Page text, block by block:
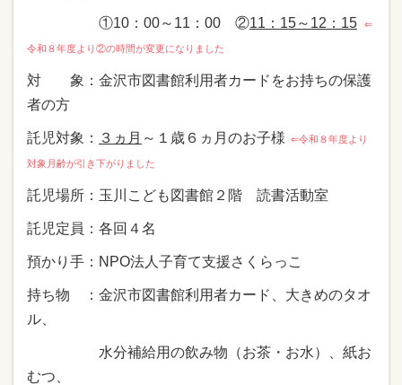
①10：00～11：00 ②11：15～12：15 ⇐
令和８年度より②の時間が変更になりました
対 象：金沢市図書館利用者カードをお持ちの保護
者の方
託児対象： ３ヵ月 ～１歳６ヵ月のお子様 ⇐令和８年度より
対象月齢が引き下がりました
託児場所：玉川こども図書館２階 読書活動室
託児定員：各回４名
預かり手：NPO法人子育て支援さくらっこ
持ち物 ：金沢市図書館利用者カード、大きめのタオ
ル、
水分補給用の飲み物（お茶・お水）、紙お
むつ、